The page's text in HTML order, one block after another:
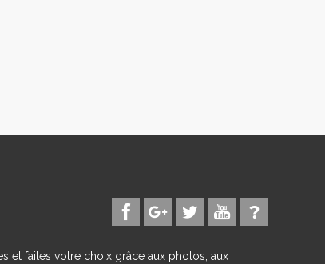
et faites votre choix grâce aux photos, aux